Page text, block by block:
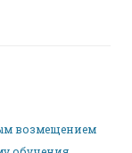
возмещением